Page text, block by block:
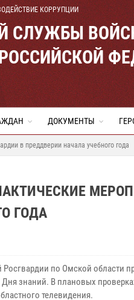
КОРРУПЦИИ
СЛУЖБЫ
ДОКУМЕНТЫ
в преддверии начала учебного года
ГОДА
по Омской области
знаний. В плановых
телевидения.